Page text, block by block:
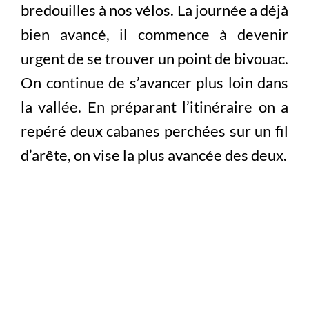
bredouilles à nos vélos. La journée a déjà
bien avancé, il commence à devenir
urgent de se trouver un point de bivouac.
On continue de s’avancer plus loin dans
la vallée. En préparant l’itinéraire on a
repéré deux cabanes perchées sur un fil
d’arête, on vise la plus avancée des deux.